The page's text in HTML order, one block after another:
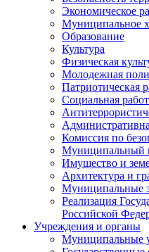
Экономическое
Муниципальное
Образование
Культура
Физическая
Молодежная
Патриотическая
Социальная
Комиссия по
Муниципальный
Имущество и
Архитектура и
Муниципальные
Реализация
Российской
Учреждения и органы
Муниципальные